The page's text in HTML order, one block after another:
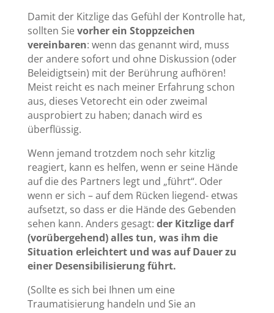
Damit der Kitzlige das Gefühl der Kontrolle hat,
sollten Sievorher ein Stoppzeichen
vereinbaren: wenn das genannt wird, muss
der andere sofort und ohne Diskussion (oder
Beleidigtsein) mit der Berührung aufhören!
Meist reicht es nach meiner Erfahrung schon
aus, dieses Vetorecht ein oder zweimal
ausprobiert zu haben; danach wird es
überflüssig.
Wenn jemand trotzdem noch sehr kitzlig
reagiert, kann es helfen, wenn er seine Hände
auf die des Partners legt und „führt“. Oder
wenn er sich – auf dem Rücken liegend- etwas
aufsetzt, so dass er die Hände des Gebenden
sehen kann. Anders gesagt: der Kitzlige darf
(vorübergehend) alles tun, was ihm die
Situation erleichtert und was auf Dauer zu
einer Desensibilisierung führt.
(Sollte es sich bei Ihnen um eine
Traumatisierung handeln und Sie an